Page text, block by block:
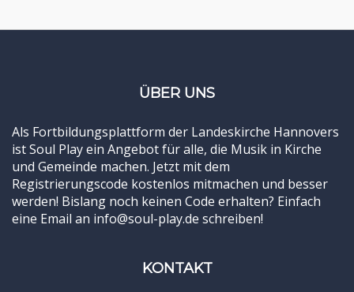
ÜBER UNS
Als Fortbildungsplattform der Landeskirche Hannovers
ist Soul Play ein Angebot für alle, die Musik in Kirche
und Gemeinde machen. Jetzt mit dem
Registrierungscode kostenlos mitmachen und besser
werden! Bislang noch keinen Code erhalten? Einfach
eine Email an info@soul-play.de schreiben!
KONTAKT